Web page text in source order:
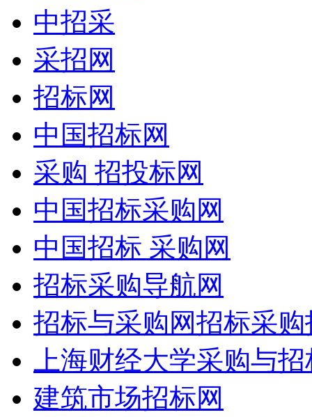
中招采
采招网
招标网
中国招标网
采购 招投标网
中国招标采购网
中国招标 采购网
招标采购导航网
招标与采购网招标采
上海财经大学采购与
建筑市场招标网